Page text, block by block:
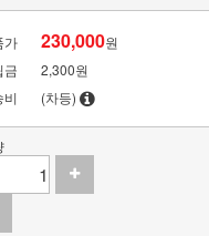
가 230,000원
금
2,300원
(차등)